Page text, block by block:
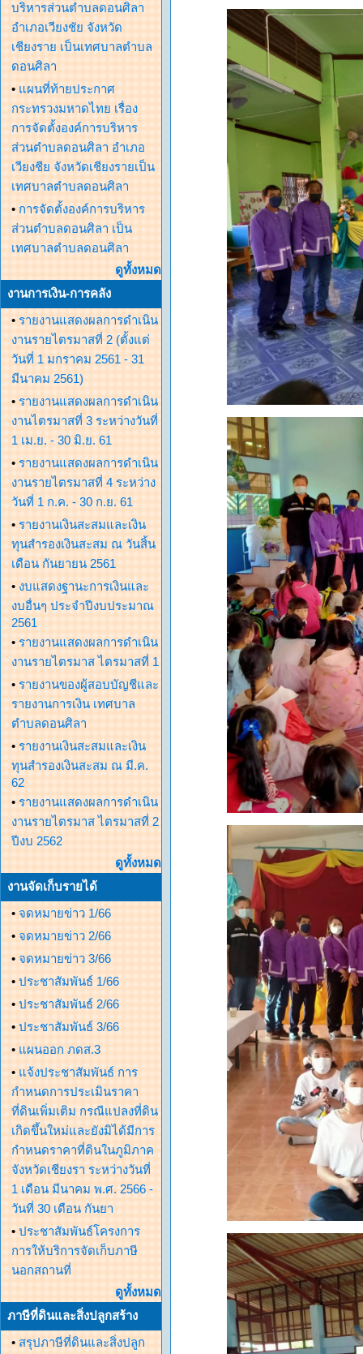
บริหารส่วนตำบลดอนศิลา
อำเภอเวียงชัย จังหวัด
เชียงราย เป็นเทศบาลตำบล
ดอนศิลา
• แผนที่ท้ายประกาศ
กระทรวงมหาดไทย เรื่อง
การจัดตั้งองค์การบริหาร
ส่วนตำบลดอนศิลา อำเภอ
เวียงชีย จังหวัดเชียงรายเป็น
เทศบาลตำบลดอนศิลา
• การจัดตั้งองค์การบริหาร
ส่วนตำบลดอนศิลา เป็น
เทศบาลตำบลดอนศิลา
ดูทั้งหมด
งานการเงิน-การคลัง
• รายงานแสดงผลการดำเนิน
งานรายไตรมาสที่ 2 (ตั้งแต่
วันที่ 1 มกราคม 2561 - 31
มีนาคม 2561)
• รายงานแสดงผลการดำเนิน
งานไตรมาสที่ 3 ระหว่างวันที่
1 เม.ย. - 30 มิ.ย. 61
• รายงานแสดงผลการดำเนิน
งานรายไตรมาสที่ 4 ระหว่าง
วันที่ 1 ก.ค. - 30 ก.ย. 61
• รายงานเงินสะสมและเงิน
ทุนสำรองเงินสะสม ณ วันสิ้น
เดือน กันยายน 2561
• งบแสดงฐานะการเงินและ
งบอื่นๆ ประจำปีงบประมาณ
2561
• รายงานแสดงผลการดำเนิน
งานรายไตรมาส ไตรมาสที่ 1
• รายงานของผู้สอบบัญชีและ
รายงานการเงิน เทศบาล
ตำบลดอนศิลา
• รายงานเงินสะสมและเงิน
ทุนสำรองเงินสะสม ณ มี.ค.
62
• รายงานแสดงผลการดำเนิน
งานรายไตรมาส ไตรมาสที่ 2
ปีงบ 2562
ดูทั้งหมด
งานจัดเก็บรายได้
• จดหมายข่าว 1/66
• จดหมายข่าว 2/66
• จดหมายข่าว 3/66
• ประชาสัมพันธ์ 1/66
• ประชาสัมพันธ์ 2/66
• ประชาสัมพันธ์ 3/66
• แผนออก ภดส.3
• แจ้งประชาสัมพันธ์ การ
กำหนดการประเมินราคา
ที่ดินเพิ่มเติม กรณีแปลงที่ดิน
เกิดขึ้นใหม่และยังมิได้มีการ
กำหนดราคาที่ดินในภูมิภาค
จังหวัดเชียงรา ระหว่างวันที่
1 เดือน มีนาคม พ.ศ. 2566 -
วันที่ 30 เดือน กันยา
• ประชาสัมพันธ์โครงการ
การให้บริการจัดเก็บภาษี
นอกสถานที่
ดูทั้งหมด
ภาษีที่ดินและสิ่งปลูกสร้าง
• สรุปภาษีที่ดินและสิ่งปลูก